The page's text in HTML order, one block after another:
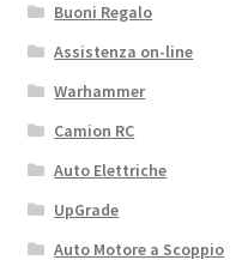
Buoni Regalo
Assistenza on-line
Warhammer
Camion RC
Auto Elettriche
UpGrade
Auto Motore a Scoppio